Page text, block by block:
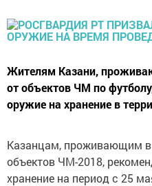
Жителям Казани,
от объектов ЧМ по
оружие на хранение в
Казанцам, проживающим в
объектов ЧМ-2018,
хранение на период с 25